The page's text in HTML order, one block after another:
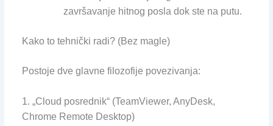
završavanje hitnog posla dok ste na putu.
Kako to tehnički radi? (Bez magle)
Postoje dve glavne filozofije povezivanja:
1. „Cloud posrednik“ (TeamViewer, AnyDesk,
Chrome Remote Desktop)